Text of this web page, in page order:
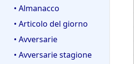
• Almanacco
• Articolo del giorno
• Avversarie
• Avversarie stagione